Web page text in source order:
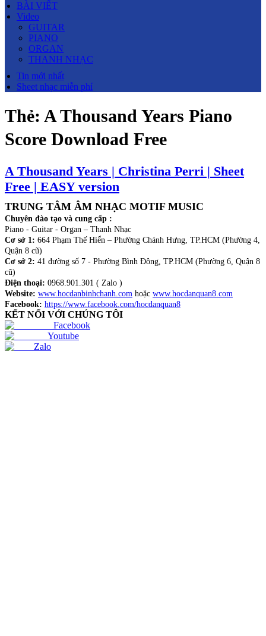
BÀI VIẾT
Video
GUITAR
PIANO
ORGAN
THANH NHẠC
Tin mới nhất
Sheet nhạc miễn phí
Thẻ: A Thousand Years Piano
Score Download Free
A Thousand Years | Christina Perri | Sheet
Free | EASY version
TRUNG TÂM ÂM NHẠC MOTIF MUSIC
Chuyên đào tạo và cung cấp :
Piano - Guitar - Organ – Thanh Nhạc
Cơ sở 1: 664 Phạm Thế Hiển – Phường Chánh Hưng, TP.HCM (Phường 4,
Quận 8 cũ)
Cơ sở 2: 41 đường số 7 - Phường Bình Đông, TP.HCM (Phường 6, Quận 8
cũ)
Điện thoại: 0968.901.301 ( Zalo )
Website: www.hocdanbinhchanh.com hoặc www.hocdanquan8.com
Facebook: https://www.facebook.com/hocdanquan8
KẾT NỐI VỚI CHÚNG TÔI
Facebook
Youtube
Zalo